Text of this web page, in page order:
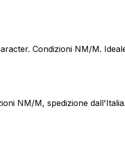
Condizioni NM/M.
NM/M, spedizione